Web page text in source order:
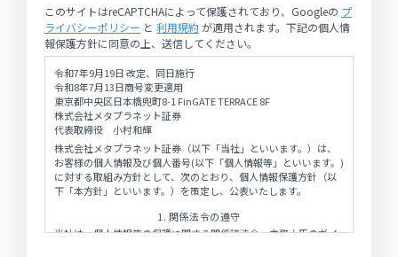
このサイトはreCAPTCHAによって保護されており、Googleの プ
ライバシーポリシー と 利用規約が適用されます。下記の個人情
報保護方針に同意の上、送信してください。
令和7年9月19日 改定、同日施行
令和8年7月13日商号変更適用
東京都中央区日本橋兜町8-1 FinGATE TERRACE 8F
株式会社メタプラネット証券
代表取締役 小村和輝
株式会社メタプラネット証券（以下「当社」といいます。）は、
お客様の個人情報及び個人番号(以下「個人情報等」といいます。)
に対する取組み方針として、次のとおり、個人情報保護方針（以
下「本方針」といいます。）を策定し、公表いたします。
1. 関係法令の遵守
当社は、個人情報等の保護に関する関係諸法令、主務大臣のガイ